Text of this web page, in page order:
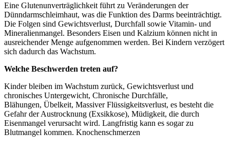
Eine Glutenunverträglichkeit führt zu Veränderungen der
Dünndarmschleimhaut, was die Funktion des Darms beeinträchtigt.
Die Folgen sind Gewichtsverlust, Durchfall sowie Vitamin- und
Mineralienmangel. Besonders Eisen und Kalzium können nicht in
ausreichender Menge aufgenommen werden. Bei Kindern verzögert
sich dadurch das Wachstum.
Welche Beschwerden treten auf?
Kinder bleiben im Wachstum zurück, Gewichtsverlust und
chronisches Untergewicht, Chronische Durchfälle,
Blähungen, Übelkeit, Massiver Flüssigkeitsverlust, es besteht die
Gefahr der Austrocknung (Exsikkose), Müdigkeit, die durch
Eisenmangel verursacht wird. Langfristig kann es sogar zu
Blutmangel kommen. Knochenschmerzen